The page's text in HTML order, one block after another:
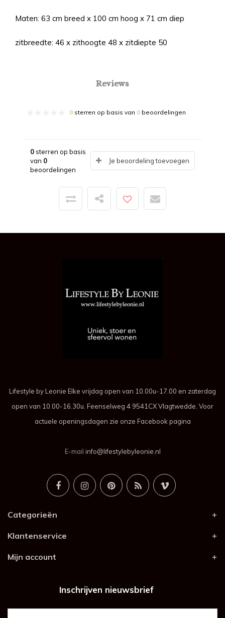
Maten: 63 cm breed x 100 cm hoog x 71 cm diep
zitbreedte: 46 x zithoogte 48 x zitdiepte 50
Reviews
0 sterren op basis van 0 beoordelingen
0sterren op basis
van 0
beoordelingen
Je beoordeling toevoegen
Lifestyle by Leonie Elke vrijdag open van 10.00u-17.00 en zaterdag
open van 10.00-16.30u. Feenselweg 4 9541CX Vlagtwedde. Voor
actuele openingsdagen zie onze Facebook pagina
E-mail info@lifestylebyleonie.nl
Categorieën
Klantenservice
Mijn account
Inschrijven nieuwsbrief